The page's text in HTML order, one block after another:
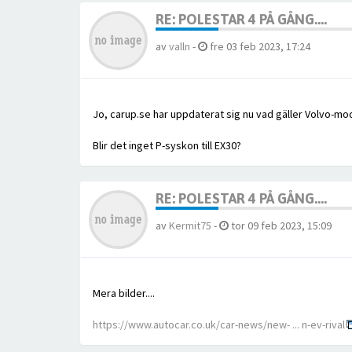
RE: POLESTAR 4 PÅ GÅNG....
avvalln - fre 03 feb 2023, 17:24
Jo, carup.se har uppdaterat sig nu vad gäller Volvo-
Blir det inget P-syskon till EX30?
RE: POLESTAR 4 PÅ GÅNG....
av Kermit75 - tor 09 feb 2023, 15:09
Mera bilder....
https://www.autocar.co.uk/car-news/new- ... n-ev-rival